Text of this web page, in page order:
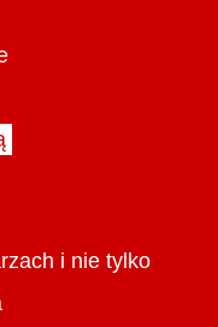
i nie tylko